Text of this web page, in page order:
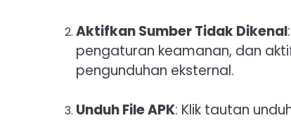
Aktifkan Sumber Tidak Dikenal
pengaturan keamanan, dan
pengunduhan eksternal.
Unduh File APK: Klik tautan